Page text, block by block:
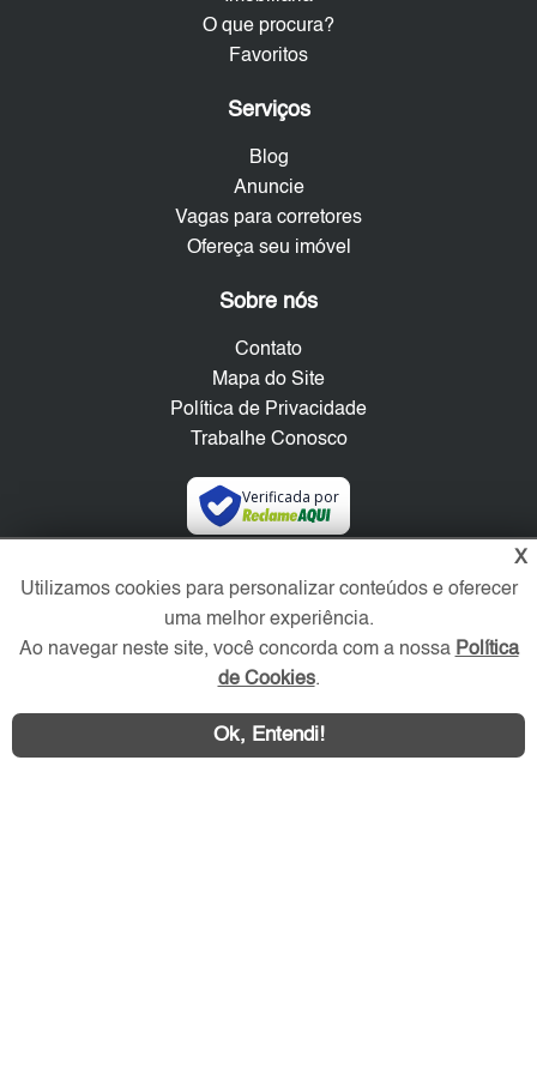
O que procura?
Favoritos
Serviços
Blog
Anuncie
Vagas para corretores
Ofereça seu imóvel
Sobre nós
Contato
Mapa do Site
Política de Privacidade
Trabalhe Conosco
Verificada por
Redes Sociais
X
Utilizamos cookies para personalizar conteúdos e oferecer
uma melhor experiência.
Ao navegar neste site, você concorda com a nossa Política
de Cookies.
Ok, Entendi!